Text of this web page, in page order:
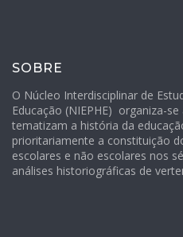
SOBRE
O Núcleo Interdisciplinar de
Educação (NIEPHE) organiza-
tematizam a história da
prioritariamente a constituição
escolares e não escolares nos
análises historiográficas de